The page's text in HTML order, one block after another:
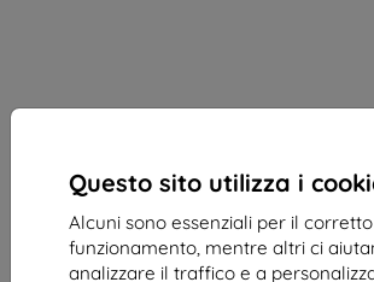
Questo sito utilizza i
Alcuni sono essenziali per il corretto
funzionamento, mentre altri ci
analizzare il traffico e a
Shield-Sk s.r.o.
Via Rudolfa Mocka 3750/2A
841 04 Bratislava